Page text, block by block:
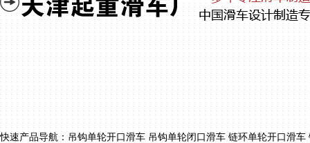
快速产品导航：吊钩单轮开口滑车 吊钩单轮闭口滑车 链环单轮开口滑车